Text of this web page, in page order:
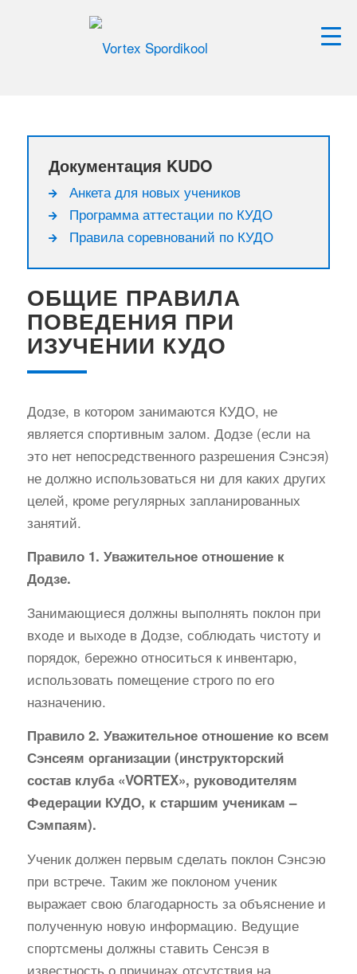
Документация KUDO
Анкета для новых учеников
Программа аттестации по КУДО
Правила соревнований по КУДО
ОБЩИЕ ПРАВИЛА
ПОВЕДЕНИЯ ПРИ
ИЗУЧЕНИИ КУДО
Додзе, в котором занимаются КУДО, не
является спортивным залом. Додзе (если на
это нет непосредственного разрешения Сэнсэя)
не должно использоваться ни для каких других
целей, кроме регулярных запланированных
занятий.
Правило 1. Уважительное отношение к
Додзе.
Занимающиеся должны выполнять поклон при
входе и выходе в Додзе, соблюдать чистоту и
порядок, бережно относиться к инвентарю,
использовать помещение строго по его
назначению.
Правило 2. Уважительное отношение ко всем
Сэнсеям организации (инструкторский
состав клуба «VORTEX», руководителям
Федерации КУДО, к старшим ученикам –
Сэмпаям).
Ученик должен первым сделать поклон Сэнсэю
при встрече. Таким же поклоном ученик
выражает свою благодарность за объяснение и
полученную новую информацию. Ведущие
спортсмены должны ставить Сенсэя в
известность о причинах отсутствия на